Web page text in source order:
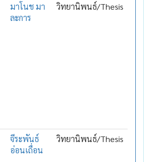
มาโนช มา
ละการ
วิทยานิพนธ์/Thesis
จีระพันธ์
อ่อนเถื่อน
วิทยานิพนธ์/Thesis